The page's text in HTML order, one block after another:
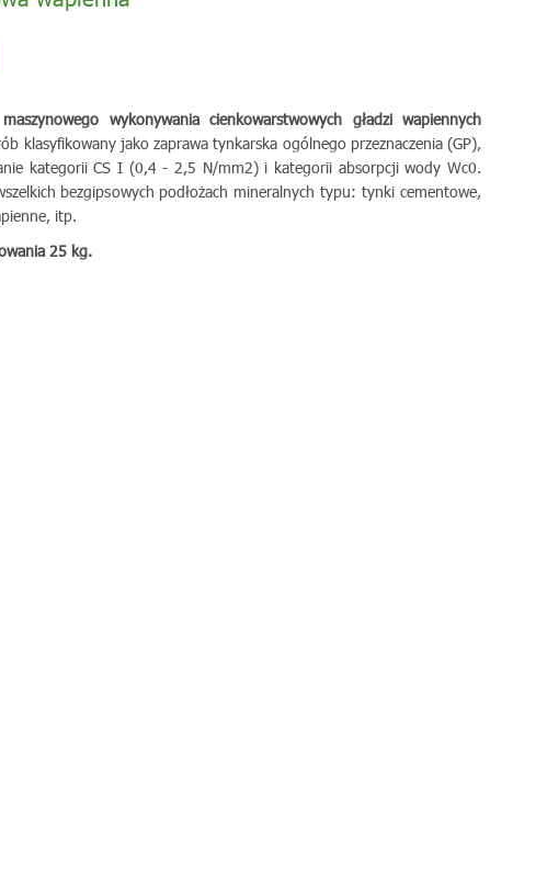
wykonywania cienkowarstwowych gładzi wapiennych
klasyfikowany jako zaprawa tynkarska ogólnego przeznaczenia (GP),
kategorii CS I (0,4 - 2,5 N/mm2) i kategorii absorpcji wody Wc0.
bezgipsowych podłożach mineralnych typu: tynki cementowe,
itp.
25 kg.